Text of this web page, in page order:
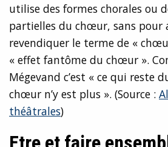
utilise des formes chorales ou
partielles du chœur, sans pour
revendiquer le terme de «
« effet fantôme du chœur ».
Mégevand c’est « ce qui reste
chœur n’y est plus ». (Source :
théâtrales)